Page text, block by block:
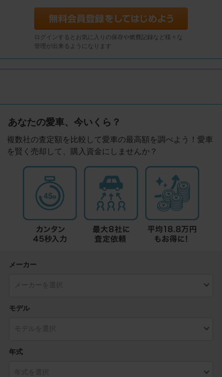
ログインするとお気に入りの保存や燃費記録など様々な
管理が出来るようになります
あなたの愛車、今いくら？
複数社の査定額を比較して愛車の最高額を調べよう！愛車
を賢く売却して、購入資金にしませんか？
メーカー
モデル
年式